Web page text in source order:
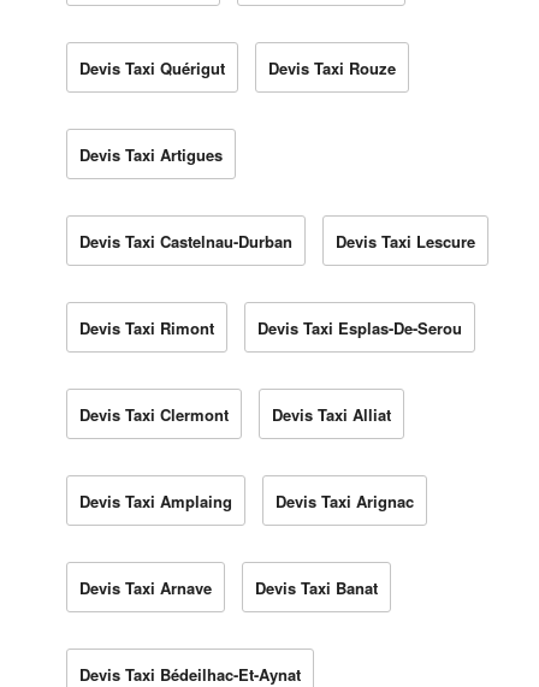
Devis Taxi Quérigut Devis Taxi Rouze
Devis Taxi Artigues
Devis Taxi Castelnau-Durban Devis Taxi Lescure
Devis Taxi Rimont Devis Taxi Esplas-De-Serou
Devis Taxi Clermont Devis Taxi Alliat
Devis Taxi Amplaing Devis Taxi Arignac
Devis Taxi Arnave Devis Taxi Banat
Devis Taxi Bédeilhac-Et-Aynat